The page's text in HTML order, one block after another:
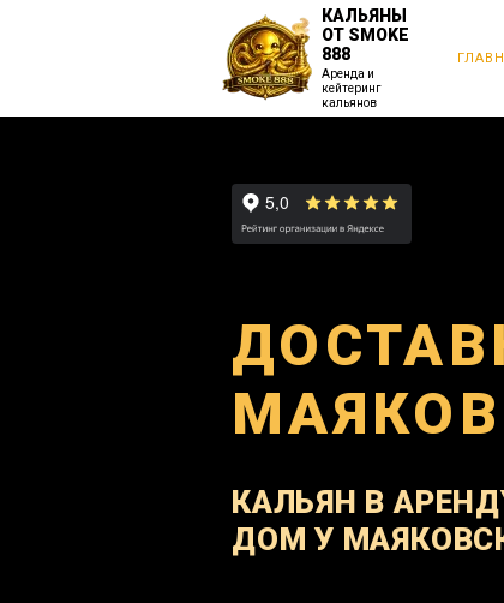
КАЛЬЯНЫ
ОТ SMOKE
888
Аренда и
кейтеринг
кальянов
КАЛЬЯН В
ДОМ У